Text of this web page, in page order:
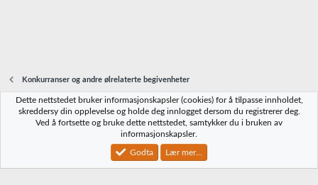
Konkurranser og andre ølrelaterte begivenheter
Norbrygg-default
Vilkår og regler Personvernregler
Community platform by XenForo® © 2010-2023 XenForo Ltd.
Dette nettstedet bruker informasjonskapsler (cookies) for å tilpasse innholdet,
skreddersy din opplevelse og holde deg innlogget dersom du registrerer deg.
Ved å fortsette og bruke dette nettstedet, samtykker du i bruken av
informasjonskapsler.
Godta Lær mer...